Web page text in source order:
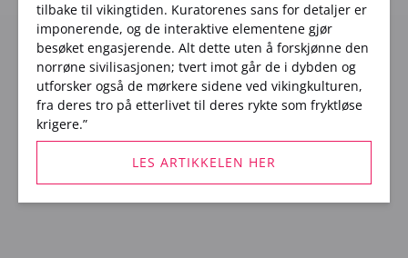
tilbake til vikingtiden. Kuratorenes sans for detaljer er
imponerende, og de interaktive elementene gjør
besøket engasjerende. Alt dette uten å forskjønne den
norrøne sivilisasjonen; tvert imot går de i dybden og
utforsker også de mørkere sidene ved vikingkulturen,
fra deres tro på etterlivet til deres rykte som fryktløse
krigere.”
LES ARTIKKELEN HER